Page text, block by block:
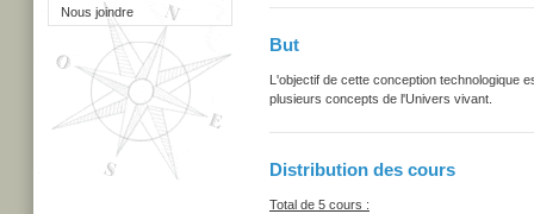
Nous joindre
But
L'objectif de cette conception technologique
plusieurs concepts de l'Univers vivant.
Distribution des cours
Total de 5 cours :